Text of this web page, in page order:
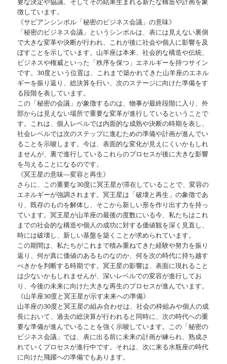
徴しています。
《サビアンシンボル「秘密のビジネス会議」の意味》
「秘密のビジネス会議」というシンボルは、表には見えない裏側
で大きな変革や決断が行われ、これが後に社会や個人に影響を及
ぼすことを示しています。山羊座は本来、社会的な構造や伝統、
ビジネスや権威といった「秩序を保つ」エネルギーを持つサイン
です。30度という位置は、これまで築かれてきた山羊座のエネル
ギーを振り返り、総決算を行い、次のステージに向けた準備をす
る段階を表しています。
この「秘密の会議」が象徴するのは、物事が最終段階に入り、外
部からは見えない場所で重要な変革が進行しているということで
す。これは、個人レベルでは内面的な成熟や決断の時期を表し、
社会レベルでは次のステップに進むための準備や計画が進んでい
ることを示唆します。今は、表面的な変化が見えにくいかもしれ
ませんが、裏で進行しているこれらのプロセスが後に大きな影響
を与えることになるのです。
《冥王星の意味—変容と再生》
さらに、この重要な30度に冥王星が滞在していることで、変容の
エネルギーが強調されます。冥王星は「破壊と再生」の象徴であ
り、既存のものを解体し、そこから新しい形を作り出す力を持っ
ています。冥王星が山羊座の最後の度数にいる今、私たちはこれ
までの社会的な構造や個人の成功に対する価値観を深く見直し、
時には破壊し、新しい基盤を築くことが求められています。
この期間は、私たちがこれまで積み重ねてきた経験や努力を振り
返り、何が真に価値のあるものなのか、何を次の時代に持ち越す
べきかを判断する時期です。冥王星の影響は、表面に現れること
は少ないかもしれませんが、深いレベルでの変容が進行してお
り、今後の未来に向けた大きな再生のプロセスが進んでいます。
《山羊座30度と冥王星が示す未来への準備》
山羊座の30度と冥王星の組み合わせは、社会の枠組みや個人の成
長において、過去の総決算が行われると同時に、次の時代への重
要な準備が進んでいることを強く示唆しています。この「秘密の
ビジネス会議」では、表に出る前に未来の計画が練られ、熟成さ
れていくプロセスが進行中です。それは、次に来る水瓶座の時代
に向けた飛躍への準備でもあります。